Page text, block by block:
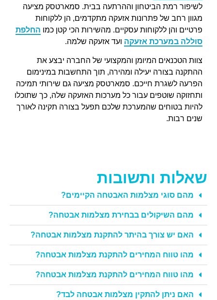
לשיפור רמת הביטחון וההרתעה בבית. סמארטסק מציעה
מגוון רחב של פתרונות אזעקה מתקדמים, הן ללקוחות
פרטיים והן ללקוחות עסקיים. מהשירות הכי קטן כמו החלפת
סוללה במערכת אזעקה ועד אזעקה שלמה.
צוות הטכנאים המיומן והמקצועי של החברה יבצע את
ההתקנה בצורה יעילה ומהירה, תוך התחשבות במינימום
הפרעה לשגרת חייכם. סמארטסק מציעה גם שירותי תמיכה
ותחזוקה שוטפים עבור כל מערכות האזעקה שלה, כך שתוכלו
להיות בטוחים שהמערכת שלכם תפעל בצורה תקינה לאורך
שנים רבות.
שאלות ותשובות
מהם סוגי מצלמות האבטחה הקיימים?
מהם השיקולים בבחירת מצלמות אבטחה?
האם יש צורך בהיתר להתקנת מצלמות אבטחה?
מהו טווח המחירים להתקנת מצלמות אבטחה?
מהו טווח המחירים להתקנת מצלמות אבטחה?
האם ניתן להתקין מצלמות אבטחה לבד?